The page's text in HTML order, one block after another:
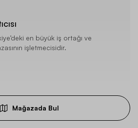
en büyük iş ortağı ve
işletmecisidir.
Mağazada Bul